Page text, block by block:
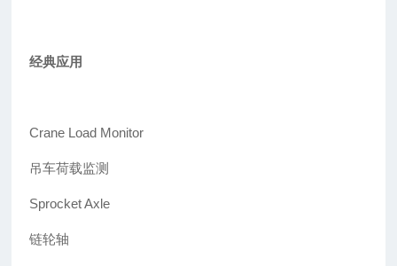
经典应用
Crane Load Monitor
吊车荷载监测
Sprocket Axle
链轮轴